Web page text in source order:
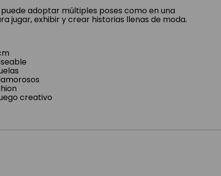
adoptar múltiples poses como en una
jugar, exhibir y crear historias llenas de moda.
creativo